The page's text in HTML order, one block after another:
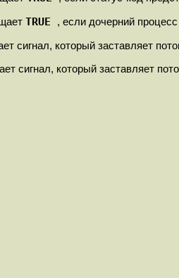
TRUE , если дочерний
сигнал, который заставляет
сигнал, который заставляет